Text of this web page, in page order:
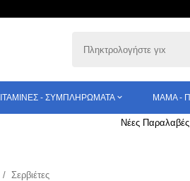
- ΣΥΜΠΛΗΡΏΜΑΤΑ ΜΑΜΆ -
Νέες Παραλαβές
/ Σερβιέτες